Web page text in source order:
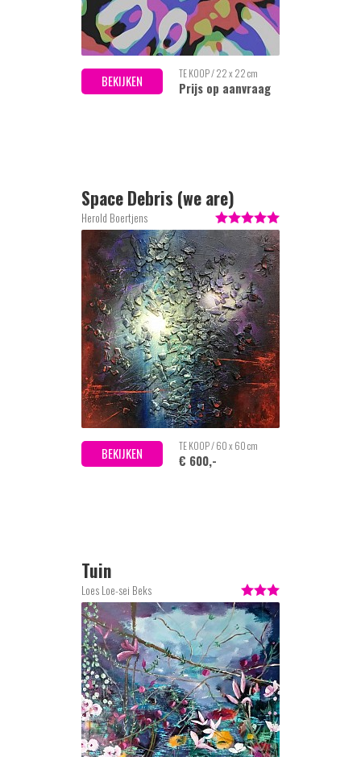
BEKIJKEN TE KOOP / 22 x 22 cm
Prijs op aanvraag
Space Debris (we are)
Herold Boertjens
BEKIJKEN TE KOOP / 60 x 60 cm
€ 600,-
Tuin
Loes Loe-sei Beks